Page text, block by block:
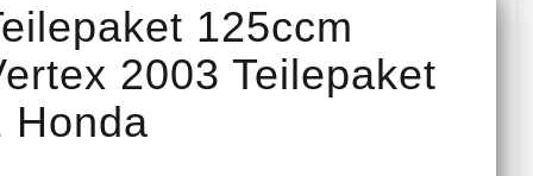
/
125ccm
2003 Teilepaket
Honda